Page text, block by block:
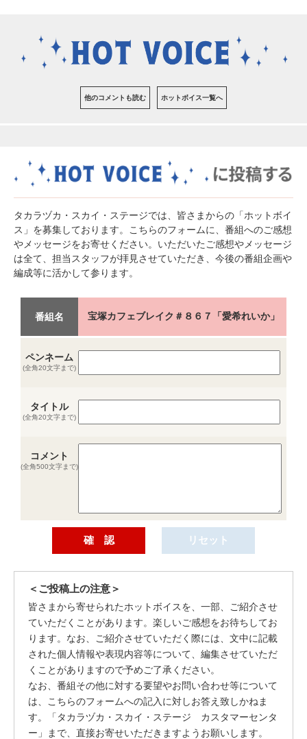
他のコメントも読む ホットボイス一覧へ
タカラヅカ・スカイ・ステージでは、皆さまからの「ホットボイ
ス」を募集しております。こちらのフォームに、番組へのご感想
やメッセージをお寄せください。いただいたご感想やメッセージ
は全て、担当スタッフが拝見させていただき、今後の番組企画や
編成等に活かして参ります。
番組名 宝塚カフェブレイク＃８６７「愛希れいか」
ペンネーム
(全角20文字まで)
タイトル
(全角20文字まで)
コメント
(全角500文字まで)
＜ご投稿上の注意＞
皆さまから寄せられたホットボイスを、一部、ご紹介させ
ていただくことがあります。楽しいご感想をお待ちしてお
ります。なお、ご紹介させていただく際には、文中に記載
された個人情報や表現内容等について、編集させていただ
くことがありますので予めご了承ください。
なお、番組その他に対する要望やお問い合わせ等について
は、こちらのフォームへの記入に対しお答え致しかねま
す。「タカラヅカ・スカイ・ステージ カスタマーセンタ
ー」まで、直接お寄せいただきますようお願いします。